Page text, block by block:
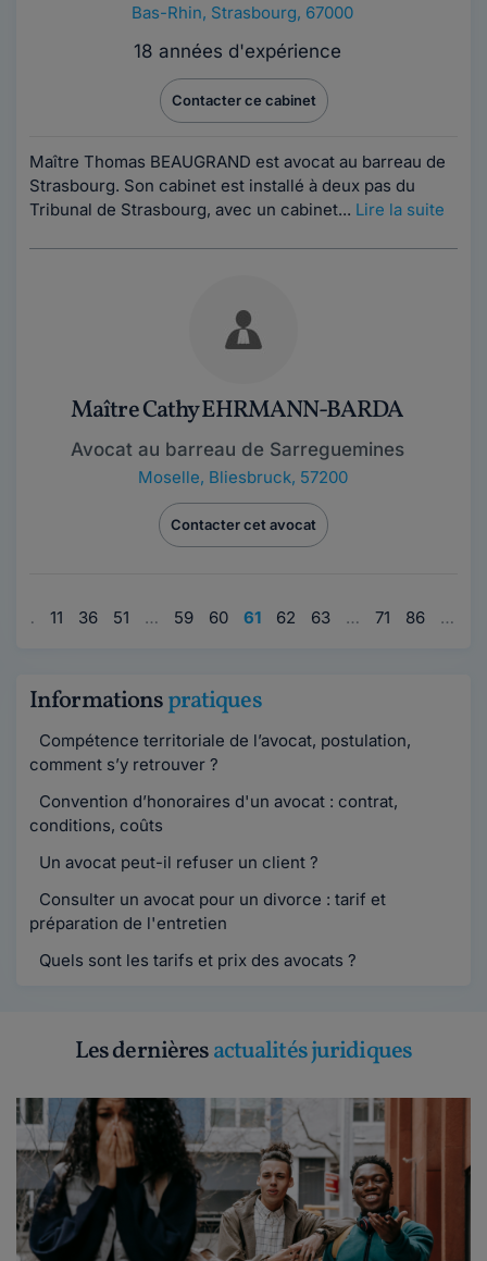
Bas-Rhin, Strasbourg, 67000
18 années d'expérience
Contacter ce cabinet
Maître Thomas BEAUGRAND est avocat au barreau de
Strasbourg. Son cabinet est installé à deux pas du
Tribunal de Strasbourg, avec un cabinet... Lire la suite
Maître Cathy EHRMANN-BARDA
Avocat au barreau de Sarreguemines
Moselle, Bliesbruck, 57200
Contacter cet avocat
… 11 36 51 … 59 60 61 62 63 … 71 86 …
Informationspratiques
Compétence territoriale de l’avocat, postulation,
comment s’y retrouver ?
Convention d’honoraires d'un avocat : contrat,
conditions, coûts
Un avocat peut-il refuser un client ?
Consulter un avocat pour un divorce : tarif et
préparation de l'entretien
Quels sont les tarifs et prix des avocats ?
Les dernièresactualités juridiques